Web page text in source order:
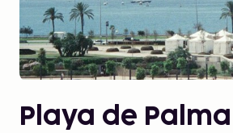
Playa de